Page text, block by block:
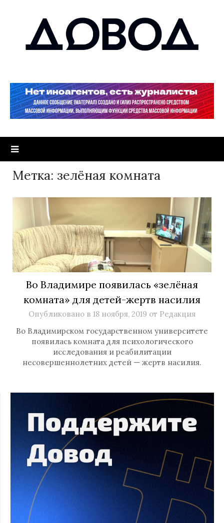
Метка: зелёная комната
Во Владимире появилась «зелёная
комната» для детей-жертв насилия
Опубликовано в 18 ноября, 2019 от Редакция
Во Владимирском государственном университете
появилась комната для психологического
исследования и реабилитации
несовершеннолетних детей — жертв насилия.